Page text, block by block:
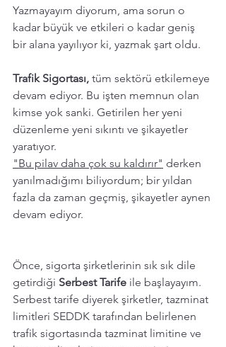
Yazmayayım diyorum, ama sorun o
kadar büyük ve etkileri o kadar geniş
bir alana yayılıyor ki, yazmak şart oldu.
Trafik Sigortası, tüm sektörü etkilemeye
devam ediyor. Bu işten memnun olan
kimse yok sanki. Getirilen her yeni
düzenleme yeni sıkıntı ve şikayetler
yaratıyor.
"Bu pilav daha çok su kaldırır" derken
yanılmadığımı biliyordum; bir yıldan
fazla da zaman geçmiş, şikayetler aynen
devam ediyor.
Önce, sigorta şirketlerinin sık sık dile
getirdiği Serbest Tarife ile başlayayım.
Serbest tarife diyerek şirketler, tazminat
limitleri SEDDK tarafından belirlenen
trafik sigortasında tazminat limitine ve